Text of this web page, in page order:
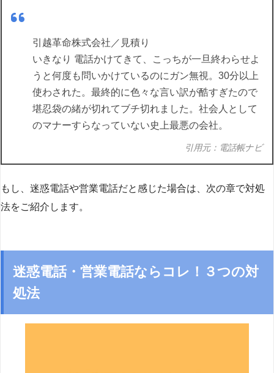
引越革命株式会社／見積り
いきなり 電話かけてきて、こっちが一旦終わらせよ
うと何度も問いかけているのにガン無視。30分以上
使わされた。最終的に色々な言い訳が酷すぎたので
堪忍袋の緒が切れてブチ切れました。社会人として
のマナーすらなっていない史上最悪の会社。
引用元：電話帳ナビ
もし、迷惑電話や営業電話だと感じた場合は、次の章で対処
法をご紹介します。
迷惑電話・営業電話ならコレ！３つの対
処法